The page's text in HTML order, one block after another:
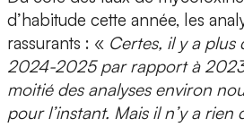
d’habitude cette année, les
rassurants : « Certes, il y a
2024-2025 par rapport à
moitié des analyses environ
pour l’instant. Mais il n’y a rien